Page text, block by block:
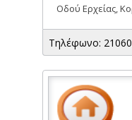
Οδού Ερχείας,
Τηλέφωνο: